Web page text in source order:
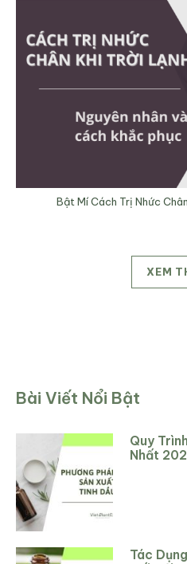
Bật Mí Cách Trị Nhức
XEM
Bài Viết Nổi Bật
Quy
Nhất
Tác